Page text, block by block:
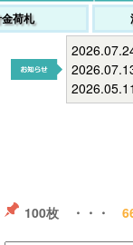
荷札
100枚 ・・・